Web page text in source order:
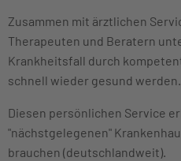
Zusammen mit ärztlichen
Therapeuten und Beratern
Krankheitsfall durch
schnell wieder gesund werden.
Diesen persönlichen Service
"nächstgelegenen"
brauchen (deutschlandweit).